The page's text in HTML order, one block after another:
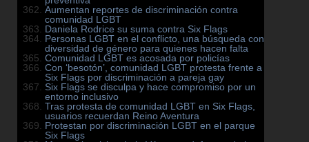
Aumentan reportes de discriminación contra
comunidad LGBT
Daniela Rodrice su suma contra Six Flags
Personas LGBT en el conflicto, una búsqueda con
diversidad de género para quienes hacen falta
Comunidad LGBT es acosada por policías
Con ‘besotón’, comunidad LGBT protesta frente a
Six Flags por discriminación a pareja gay
Six Flags se disculpa y hace compromiso por un
entorno inclusivo
Tras protesta de comunidad LGBT en Six Flags,
usuarios recuerdan Reino Aventura
Protestan por discriminación LGBT en el parque
Six Flags